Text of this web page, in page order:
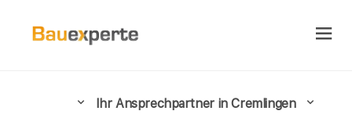
Ihr Ansprechpartner in Cremlingen